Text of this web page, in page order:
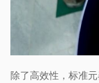
除了高效性，标准